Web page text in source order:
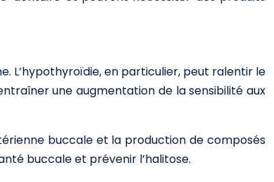
L’hypothyroïdie, en particulier, peut ralentir le
une augmentation de la sensibilité aux
buccale et la production de composés
buccale et prévenir l’halitose.